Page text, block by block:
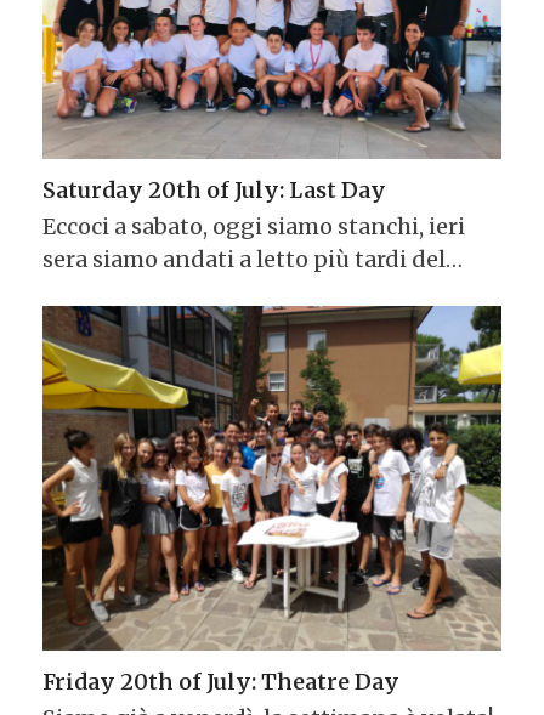
Saturday 20th of July: Last Day
Eccoci a sabato, oggi siamo stanchi, ieri
sera siamo andati a letto più tardi del…
Friday 20th of July: Theatre Day